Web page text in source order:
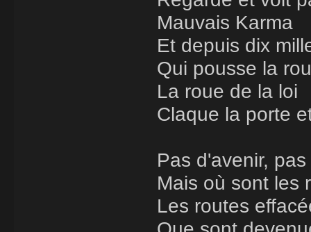
Mauvais Karma
Et depuis dix
Qui pousse la
La roue de la loi
Claque la porte
Pas d'avenir,
Mais où sont les
Les routes